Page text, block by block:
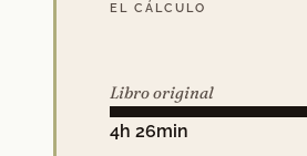
EL CÁLCULO
Libro original
4h 26min